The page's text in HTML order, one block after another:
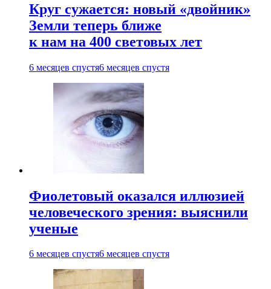
Круг сужается: новый «двойник»
Земли теперь ближе
к нам на 400 световых лет
6 месяцев спустя6 месяцев спустя
Фиолетовый оказался иллюзией
человеческого зрения: выяснили
ученые
6 месяцев спустя6 месяцев спустя